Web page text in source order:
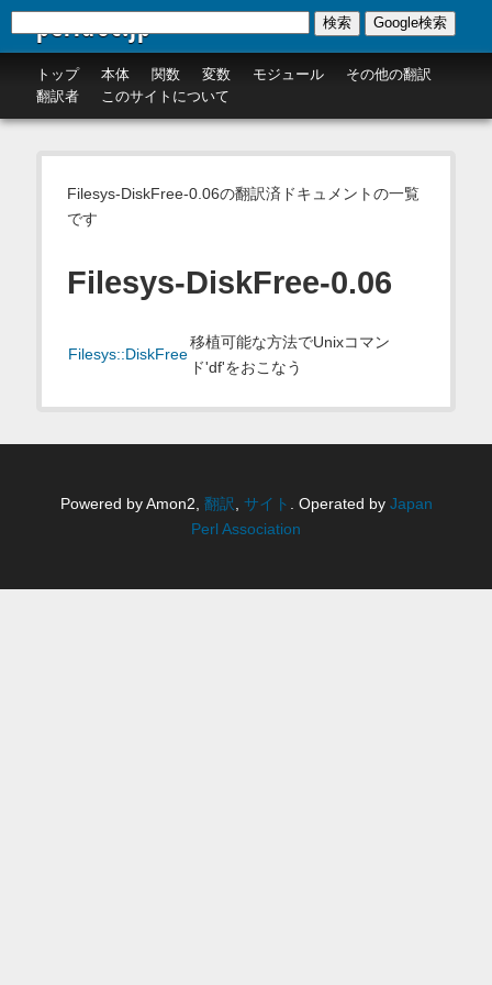
perldoc.jp
トップ 本体 関数 変数 モジュール
その他の翻訳
翻訳者
このサイトについて
検索 Google検索
Filesys-DiskFree-0.06の翻訳済ドキュメントの一覧
です
Filesys-DiskFree-0.06
Filesys::DiskFree
移植可能な方法でUnixコマン
ド'df'をおこなう
Powered by Amon2, 翻訳 サイト . Operated by Japan
Perl Association